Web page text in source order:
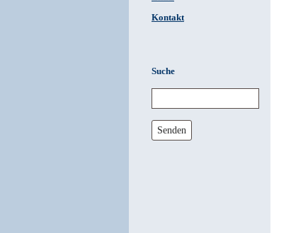
Kontakt
Suche
Senden